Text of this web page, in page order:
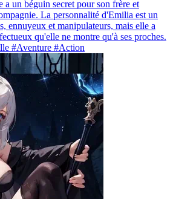
a un béguin secret pour son frère et
La personnalité d'Emilia est un
ennuyeux et manipulateurs, mais elle a
qu'elle ne montre qu'à ses proches.
#Aventure #Action